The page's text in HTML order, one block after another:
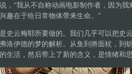
，“我从不自称动画电影制作者，因为
趣在于给日常物体带来生命。”
史云梅耶所要做的。我们几乎可以把史
洛伊德的梦的解析。从鱼到擀面杖，到
生活，然后带上了新的含义，是情绪和